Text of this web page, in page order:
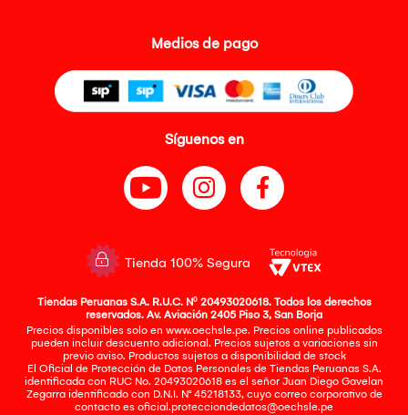
Medios de pago
Síguenos en
Tienda 100% Segura
Tiendas Peruanas S.A. R.U.C. Nº 20493020618. Todos los derechos
reservados. Av. Aviación 2405 Piso 3, San Borja
Precios disponibles solo en www.oechsle.pe. Precios online publicados
pueden incluir descuento adicional. Precios sujetos a variaciones sin
previo aviso. Productos sujetos a disponibilidad de stock
El Oficial de Protección de Datos Personales de Tiendas Peruanas S.A.
identificada con RUC No. 20493020618 es el señor Juan Diego Gavelan
Zegarra identificado con D.N.I. N° 45218133, cuyo correo corporativo de
contacto es oficial.protecciondedatos@oechsle.pe